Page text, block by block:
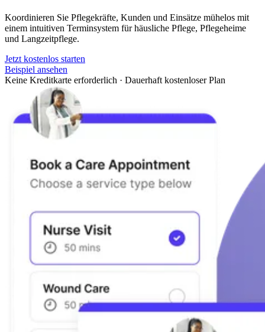
Koordinieren Sie Pflegekräfte, Kunden und Einsätze mühelos mit
einem intuitiven Terminsystem für häusliche Pflege, Pflegeheime
und Langzeitpflege.
Jetzt kostenlos starten
Beispiel ansehen
Keine Kreditkarte erforderlich · Dauerhaft kostenloser Plan